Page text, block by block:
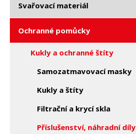
Svařovací materiál
Ochranné pomůcky
Kukly a ochranné štíty
Samozatmavovací masky
Kukly a štíty
Filtrační a krycí skla
Příslušenství, náhradní díly